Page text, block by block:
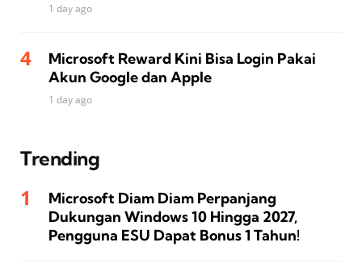
1 day ago
Microsoft Reward Kini Bisa Login Pakai
Akun Google dan Apple
1 day ago
Trending
Microsoft Diam Diam Perpanjang
Dukungan Windows 10 Hingga 2027,
Pengguna ESU Dapat Bonus 1 Tahun!